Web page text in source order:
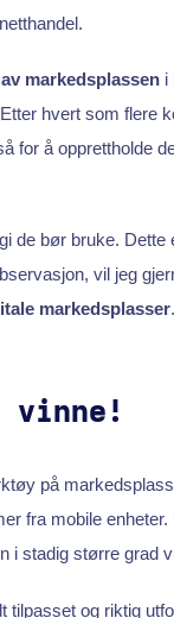
markedsplasseni
hvert som flere
for å opprettholde
de bør bruke.
vil jeg
markedsplasser.
vinne!
på
fra mobile
i stadig større grad
og riktig